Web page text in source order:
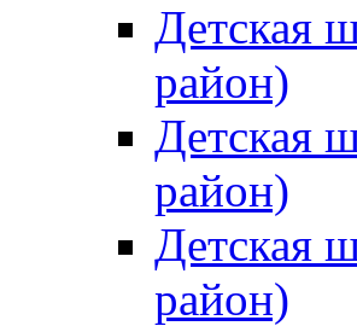
Детская
район)
Детская
район)
Детская
район)